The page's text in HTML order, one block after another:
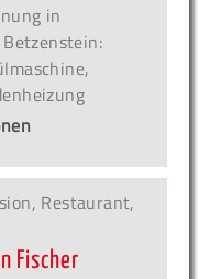
in
Restaurant,
Fischer